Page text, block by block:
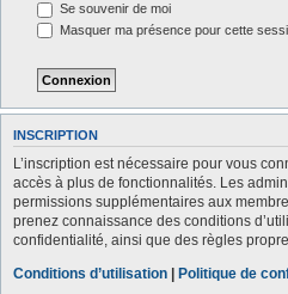
Se souvenir de moi
Masquer ma présence pour cette
INSCRIPTION
L’inscription est nécessaire pour vous
accès à plus de fonctionnalités. Les
permissions supplémentaires aux
prenez connaissance des conditions
confidentialité, ainsi que des règles
Conditions d’utilisation | Politique de